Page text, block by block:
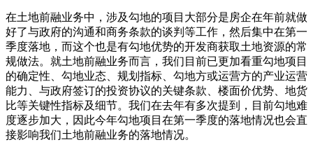
在土地前融业务中，涉及勾地的项目大部分是房企在年前就做
好了与政府的沟通和商务条款的谈判等工作，然后集中在第一
季度落地，而这个也是有勾地优势的开发商获取土地资源的常
规做法。就土地前融业务而言，我们目前已更加看重勾地项目
的确定性、勾地业态、规划指标、勾地方或运营方的产业运营
能力、与政府签订的投资协议的关键条款、楼面价优势、地货
比等关键性指标及细节。我们在去年有多次提到，目前勾地难
度逐步加大，因此今年勾地项目在第一季度的落地情况也会直
接影响我们土地前融业务的落地情况。